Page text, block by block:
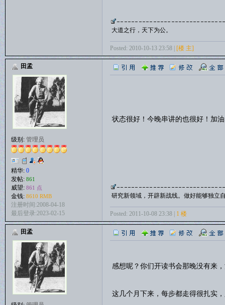
大道之行，天下为公。
Posted: 2010-10-13 23:58 | [楼 主]
田孟
级别: 管理员
精华: 0
发帖: 861
威望: 861 点
金钱: 8610 RMB
注册时间:2008-04-18
最后登录:2023-02-15
状态很好！今晚串讲的也很好！加
研究新领域，开辟新战线。做好能够独立
Posted: 2011-10-08 23:38 | 1 楼
田孟
感想呢？你们开读书会那晚没有来
这几个月下来，每步都走得很扎实